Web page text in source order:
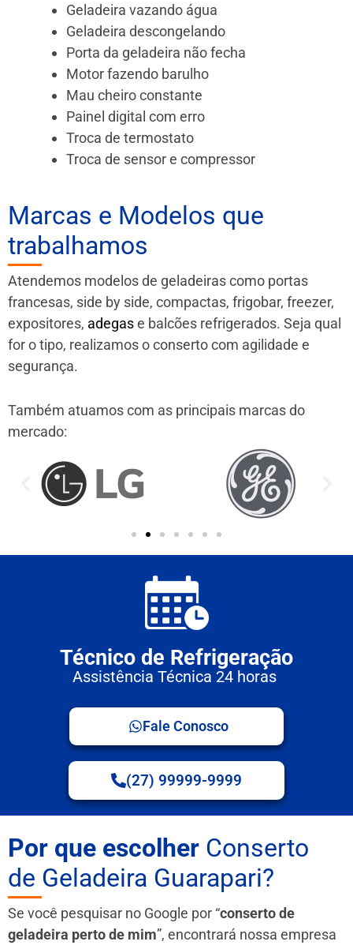
Geladeira vazando água
Geladeira descongelando
Porta da geladeira não fecha
Motor fazendo barulho
Mau cheiro constante
Painel digital com erro
Troca de termostato
Troca de sensor e compressor
Marcas e Modelos que
trabalhamos
Atendemos modelos de geladeiras como portas
francesas, side by side, compactas, frigobar, freezer,
expositores, adegase balcões refrigerados. Seja qual
for o tipo, realizamos o conserto com agilidade e
segurança.
Também atuamos com as principais marcas do
mercado:
Técnico de Refrigeração
Assistência Técnica 24 horas
Fale Conosco
(27) 99999-9999
Por que escolher Conserto
de Geladeira Guarapari?
Se você pesquisar no Google por “conserto de
geladeira perto de mim”, encontrará nossa empresa